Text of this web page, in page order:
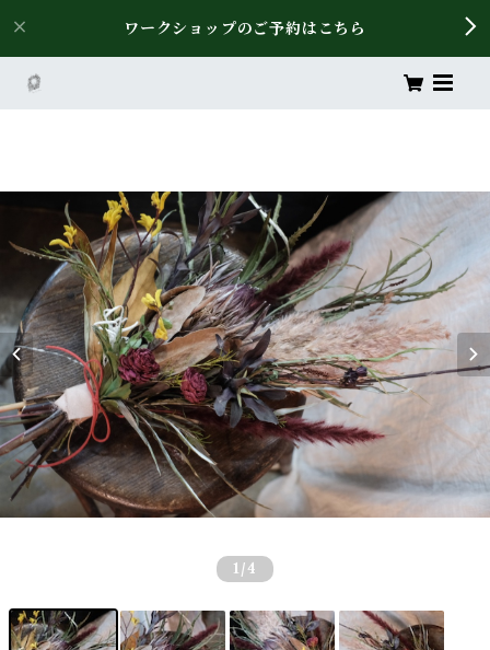
ワークショップのご予約はこちら
1 /4